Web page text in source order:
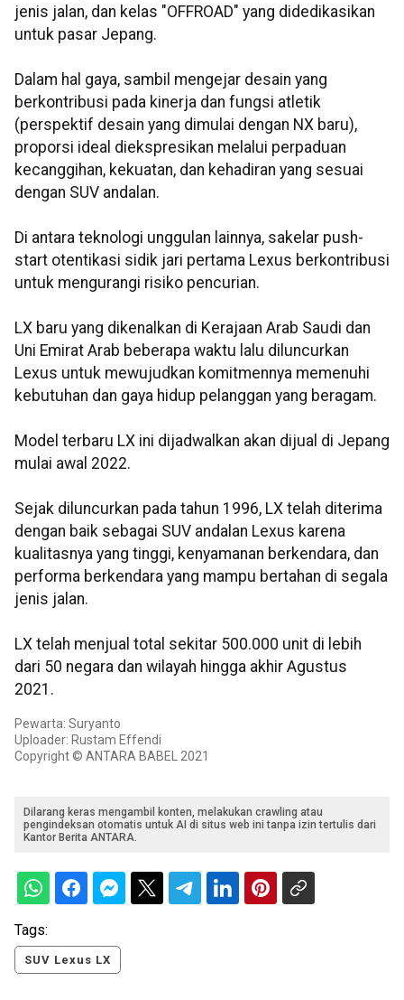
jenis jalan, dan kelas "OFFROAD" yang didedikasikan
untuk pasar Jepang.
Dalam hal gaya, sambil mengejar desain yang
berkontribusi pada kinerja dan fungsi atletik
(perspektif desain yang dimulai dengan NX baru),
proporsi ideal diekspresikan melalui perpaduan
kecanggihan, kekuatan, dan kehadiran yang sesuai
dengan SUV andalan.
Di antara teknologi unggulan lainnya, sakelar push-
start otentikasi sidik jari pertama Lexus berkontribusi
untuk mengurangi risiko pencurian.
LX baru yang dikenalkan di Kerajaan Arab Saudi dan
Uni Emirat Arab beberapa waktu lalu diluncurkan
Lexus untuk mewujudkan komitmennya memenuhi
kebutuhan dan gaya hidup pelanggan yang beragam.
Model terbaru LX ini dijadwalkan akan dijual di Jepang
mulai awal 2022.
Sejak diluncurkan pada tahun 1996, LX telah diterima
dengan baik sebagai SUV andalan Lexus karena
kualitasnya yang tinggi, kenyamanan berkendara, dan
performa berkendara yang mampu bertahan di segala
jenis jalan.
LX telah menjual total sekitar 500.000 unit di lebih
dari 50 negara dan wilayah hingga akhir Agustus
2021.
Pewarta: Suryanto
Uploader: Rustam Effendi
Copyright © ANTARA BABEL 2021
Dilarang keras mengambil konten, melakukan crawling atau
pengindeksan otomatis untuk AI di situs web ini tanpa izin tertulis dari
Kantor Berita ANTARA.
Tags:
SUV Lexus LX